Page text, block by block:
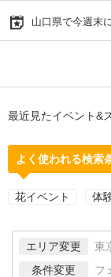
山口県で今週末
最近見たイベント&
よく使われる検索
花イベント 体
エリア変更 東
条件変更 フ